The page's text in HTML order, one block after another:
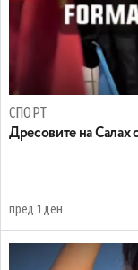
СПОРТ
Дресовите на Салах
пред 1 ден